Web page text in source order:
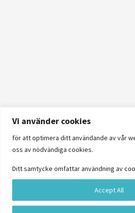
Vi använder cookies
för att optimera ditt användande av vår
oss av nödvändiga cookies.
Ditt samtycke omfattar användning av
Accept All
Logga in